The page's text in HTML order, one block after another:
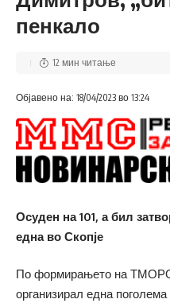
пенкало
Објавено на: 18/04/2023 во 13:24
12 мин читање
Осуден на 101, а бил
една во Скопје
По формирањето на ТМОРО,
организирал една поголема